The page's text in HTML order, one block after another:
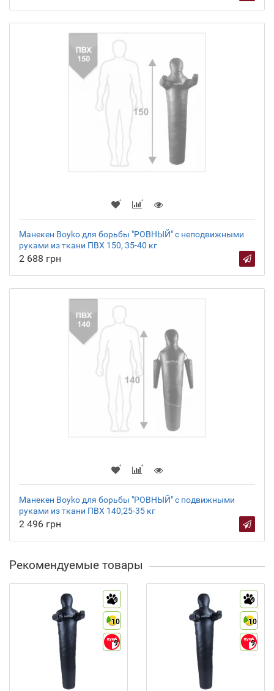
Манекен Boyko для борьбы "РОВНЫЙ" с неподвижными
руками из ткани ПВХ 150, 35-40 кг
2 688 грн
Манекен Boyko для борьбы "РОВНЫЙ" с подвижными
руками из ткани ПВХ 140,25-35 кг
2 496 грн
Рекомендуемые товары
9
10
9
9
10
9